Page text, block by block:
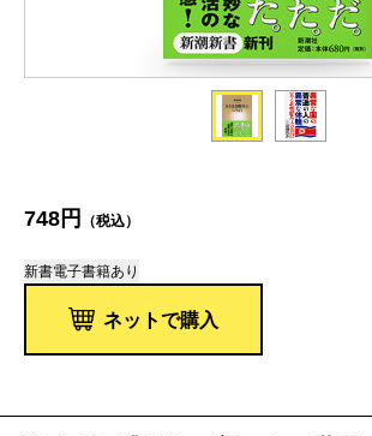
748円 （税込）
新書電子書籍あり
ネットで購入